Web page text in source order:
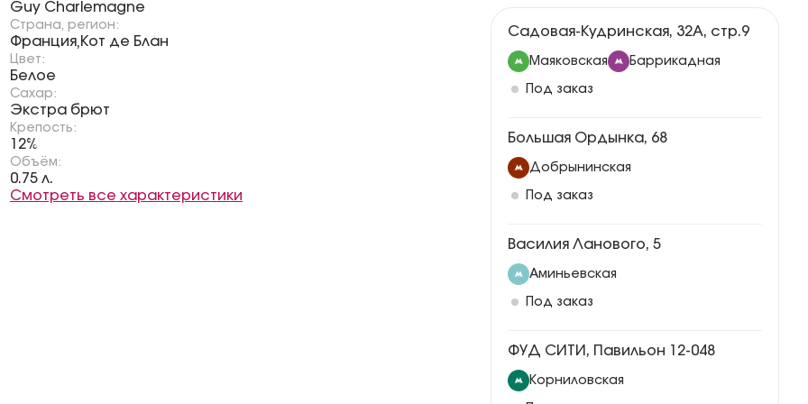
Guy Charlemagne
Страна, регион:
Франция,Кот де Блан
Цвет:
Белое
Сахар:
Экстра брют
Крепость:
12%
Объём:
0.75 л.
Смотреть все характеристики
Садовая-Кудринская, 32А, стр.9
Маяковская Баррикадная
Под заказ
Большая Ордынка, 68
Добрынинская
Под заказ
Василия Ланового, 5
Аминьевская
Под заказ
ФУД СИТИ, Павильон 12-048
Корниловская